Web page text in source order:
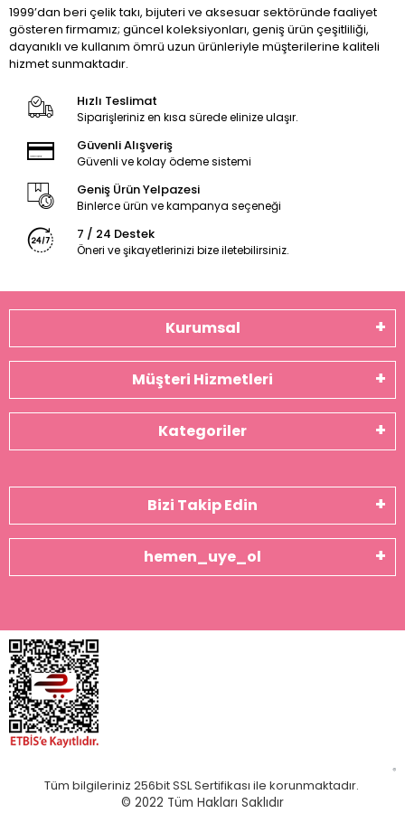
1999’dan beri çelik takı, bijuteri ve aksesuar sektöründe faaliyet
gösteren firmamız; güncel koleksiyonları, geniş ürün çeşitliliği,
dayanıklı ve kullanım ömrü uzun ürünleriyle müşterilerine kaliteli
hizmet sunmaktadır.
Hızlı Teslimat
Siparişleriniz en kısa sürede elinize ulaşır.
Güvenli Alışveriş
Güvenli ve kolay ödeme sistemi
Geniş Ürün Yelpazesi
Binlerce ürün ve kampanya seçeneği
7 / 24 Destek
Öneri ve şikayetlerinizi bize iletebilirsiniz.
Kurumsal
Müşteri Hizmetleri
Kategoriler
Bizi Takip Edin
hemen_uye_ol
Tüm bilgileriniz 256bit SSL Sertifikası ile korunmaktadır.
© 2022 Tüm Hakları Saklıdır